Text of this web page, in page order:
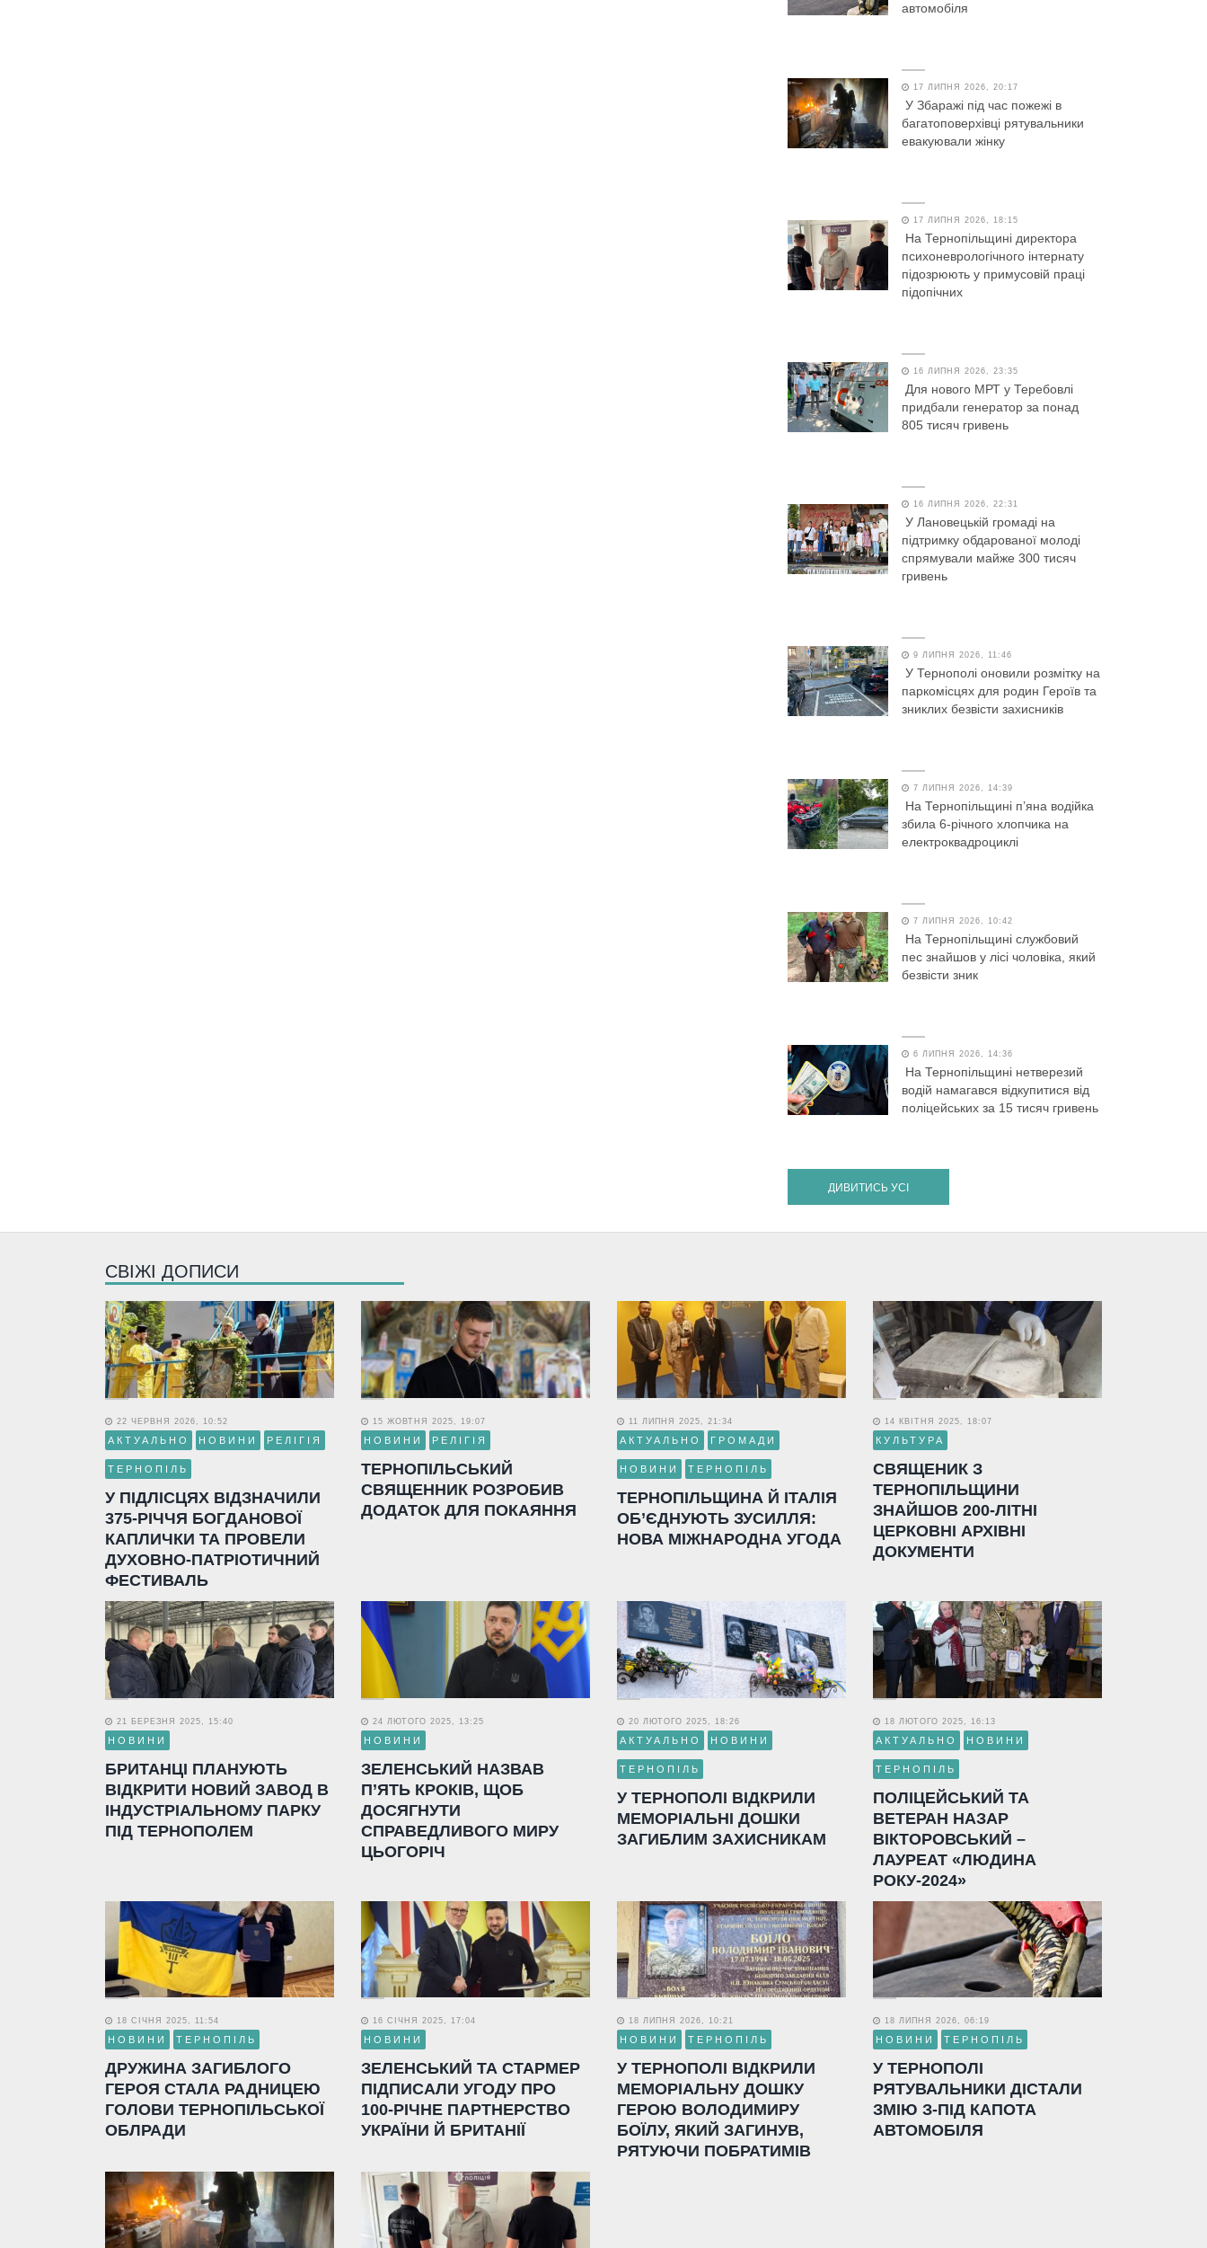
автомобіля
17 ЛИПНЯ 2026, 20:17
У Збаражі під час пожежі в
багатоповерхівці рятувальники
евакуювали жінку
17 ЛИПНЯ 2026, 18:15
На Тернопільщині директора
психоневрологічного інтернату
підозрюють у примусовій праці
підопічних
16 ЛИПНЯ 2026, 23:35
Для нового МРТ у Теребовлі
придбали генератор за понад
805 тисяч гривень
16 ЛИПНЯ 2026, 22:31
У Лановецькій громаді на
підтримку обдарованої молоді
спрямували майже 300 тисяч
гривень
9 ЛИПНЯ 2026, 11:46
У Тернополі оновили розмітку на
паркомісцях для родин Героїв та
зниклих безвісти захисників
7 ЛИПНЯ 2026, 14:39
На Тернопільщині п’яна водійка
збила 6-річного хлопчика на
електроквадроциклі
7 ЛИПНЯ 2026, 10:42
На Тернопільщині службовий
пес знайшов у лісі чоловіка, який
безвісти зник
6 ЛИПНЯ 2026, 14:36
На Тернопільщині нетверезий
водій намагався відкупитися від
поліцейських за 15 тисяч гривень
ДИВИТИСЬ УСІ
СВІЖІ ДОПИСИ
22 ЧЕРВНЯ 2026, 10:52
АКТУАЛЬНО НОВИНИ РЕЛІГІЯ
ТЕРНОПІЛЬ
У ПІДЛІСЦЯХ ВІДЗНАЧИЛИ
375-РІЧЧЯ БОГДАНОВОЇ
КАПЛИЧКИ ТА ПРОВЕЛИ
ДУХОВНО-ПАТРІОТИЧНИЙ
ФЕСТИВАЛЬ
15 ЖОВТНЯ 2025, 19:07
НОВИНИ РЕЛІГІЯ
ТЕРНОПІЛЬСЬКИЙ
СВЯЩЕННИК РОЗРОБИВ
ДОДАТОК ДЛЯ ПОКАЯННЯ
11 ЛИПНЯ 2025, 21:34
АКТУАЛЬНО ГРОМАДИ
НОВИНИ ТЕРНОПІЛЬ
ТЕРНОПІЛЬЩИНА Й ІТАЛІЯ
ОБ’ЄДНУЮТЬ ЗУСИЛЛЯ:
НОВА МІЖНАРОДНА УГОДА
14 КВІТНЯ 2025, 18:07
КУЛЬТУРА
СВЯЩЕНИК З
ТЕРНОПІЛЬЩИНИ
ЗНАЙШОВ 200-ЛІТНІ
ЦЕРКОВНІ АРХІВНІ
ДОКУМЕНТИ
21 БЕРЕЗНЯ 2025, 15:40
НОВИНИ
БРИТАНЦІ ПЛАНУЮТЬ
ВІДКРИТИ НОВИЙ ЗАВОД В
ІНДУСТРІАЛЬНОМУ ПАРКУ
ПІД ТЕРНОПОЛЕМ
24 ЛЮТОГО 2025, 13:25
НОВИНИ
ЗЕЛЕНСЬКИЙ НАЗВАВ
П’ЯТЬ КРОКІВ, ЩОБ
ДОСЯГНУТИ
СПРАВЕДЛИВОГО МИРУ
ЦЬОГОРІЧ
20 ЛЮТОГО 2025, 18:26
АКТУАЛЬНО НОВИНИ
ТЕРНОПІЛЬ
У ТЕРНОПОЛІ ВІДКРИЛИ
МЕМОРІАЛЬНІ ДОШКИ
ЗАГИБЛИМ ЗАХИСНИКАМ
18 ЛЮТОГО 2025, 16:13
АКТУАЛЬНО НОВИНИ
ТЕРНОПІЛЬ
ПОЛІЦЕЙСЬКИЙ ТА
ВЕТЕРАН НАЗАР
ВІКТОРОВСЬКИЙ –
ЛАУРЕАТ «ЛЮДИНА
РОКУ-2024»
18 СІЧНЯ 2025, 11:54
НОВИНИ ТЕРНОПІЛЬ
ДРУЖИНА ЗАГИБЛОГО
ГЕРОЯ СТАЛА РАДНИЦЕЮ
ГОЛОВИ ТЕРНОПІЛЬСЬКОЇ
ОБЛРАДИ
16 СІЧНЯ 2025, 17:04
НОВИНИ
ЗЕЛЕНСЬКИЙ ТА СТАРМЕР
ПІДПИСАЛИ УГОДУ ПРО
100-РІЧНЕ ПАРТНЕРСТВО
УКРАЇНИ Й БРИТАНІЇ
18 ЛИПНЯ 2026, 10:21
НОВИНИ ТЕРНОПІЛЬ
У ТЕРНОПОЛІ ВІДКРИЛИ
МЕМОРІАЛЬНУ ДОШКУ
ГЕРОЮ ВОЛОДИМИРУ
БОЇЛУ, ЯКИЙ ЗАГИНУВ,
РЯТУЮЧИ ПОБРАТИМІВ
18 ЛИПНЯ 2026, 06:19
НОВИНИ ТЕРНОПІЛЬ
У ТЕРНОПОЛІ
РЯТУВАЛЬНИКИ ДІСТАЛИ
ЗМІЮ З-ПІД КАПОТА
АВТОМОБІЛЯ